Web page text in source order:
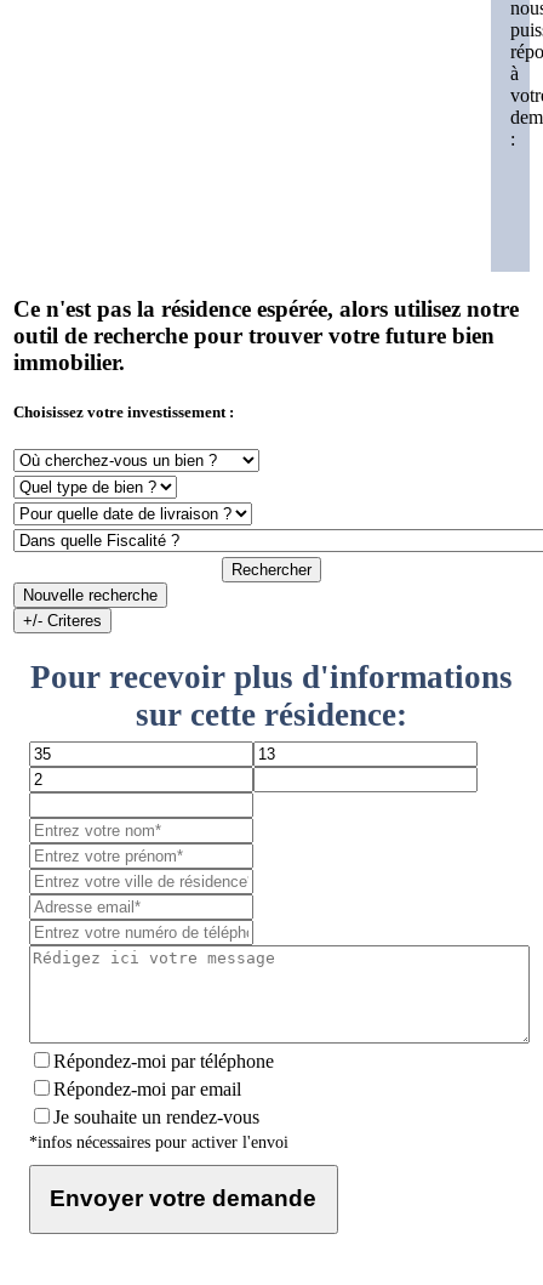
à
:
Ce n'est pas la résidence espérée, alors utilisez notre
outil de recherche pour trouver votre future bien
immobilier.
Choisissez votre investissement :
Rechercher
Nouvelle recherche
+/- Criteres
Pour recevoir plus d'informations
sur cette résidence:
Répondez-moi par téléphone
Répondez-moi par email
Je souhaite un rendez-vous
*infos nécessaires pour activer l'envoi
Envoyer votre demande